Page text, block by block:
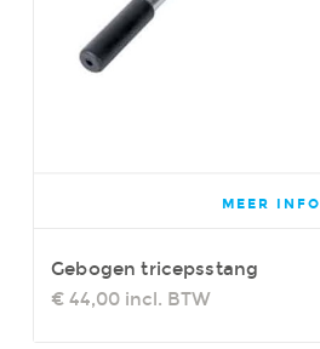
MEER INFO
Gebogen tricepsstang
€ 44,00 incl. BTW